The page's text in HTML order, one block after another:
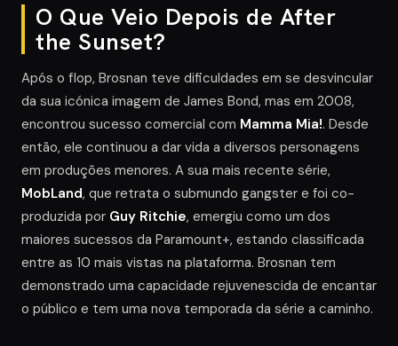
O Que Veio Depois de After
the Sunset?
Após o flop, Brosnan teve dificuldades em se desvincular
da sua icónica imagem de James Bond, mas em 2008,
encontrou sucesso comercial com Mamma Mia!. Desde
então, ele continuou a dar vida a diversos personagens
em produções menores. A sua mais recente série,
MobLand, que retrata o submundo gangster e foi co-
produzida por Guy Ritchie, emergiu como um dos
maiores sucessos da Paramount+, estando classificada
entre as 10 mais vistas na plataforma. Brosnan tem
demonstrado uma capacidade rejuvenescida de encantar
o público e tem uma nova temporada da série a caminho.